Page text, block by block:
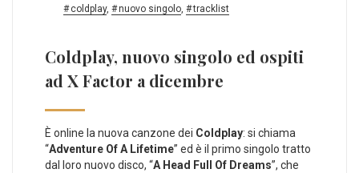
coldplay, nuovo singolo, tracklist
Coldplay, nuovo singolo ed ospiti
ad X Factor a dicembre
È online la nuova canzone dei Coldplay: si chiama
“Adventure Of A Lifetime” ed è il primo singolo tratto
dal loro nuovo disco, “A Head Full Of Dreams”, che